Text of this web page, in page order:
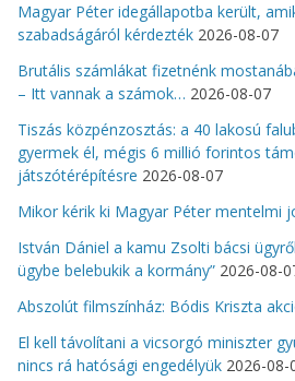
Magyar Péter idegállapotba került,
szabadságáról kérdezték 2026-08-07
Brutális számlákat fizetnénk
– Itt vannak a számok… 2026-08-07
Tiszás közpénzosztás: a 40 lakosú
gyermek él, mégis 6 millió forintos
játszótérépítésre 2026-08-07
Mikor kérik ki Magyar Péter mentelmi
István Dániel a kamu Zsolti bácsi
ügybe belebukik a kormány” 2026-08-
Abszolút filmszínház: Bódis Kriszta
El kell távolítani a vicsorgó miniszter
nincs rá hatósági engedélyük 2026-08-